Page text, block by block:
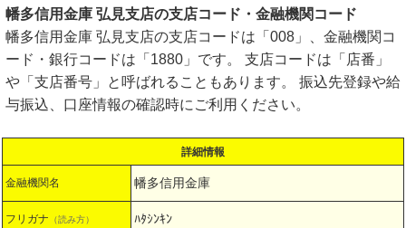
幡多信用金庫 弘見支店の支店コード・金融機関コード
幡多信用金庫 弘見支店の支店コードは「008」、金融機関コ
ード・銀行コードは「1880」です。 支店コードは「店番」
や「支店番号」と呼ばれることもあります。 振込先登録や給
与振込、口座情報の確認時にご利用ください。
詳細情報
金融機関名 幡多信用金庫
フリガナ （読み方） ﾊﾀｼﾝｷﾝ